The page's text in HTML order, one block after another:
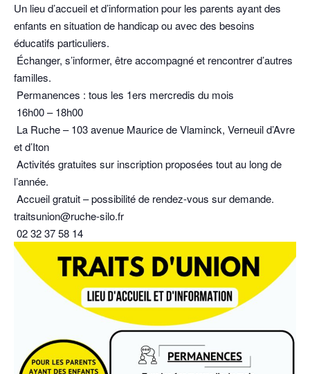
Un lieu d’accueil et d’information pour les parents ayant des
enfants en situation de handicap ou avec des besoins
éducatifs particuliers.
Échanger, s’informer, être accompagné et rencontrer d’autres
familles.
Permanences : tous les 1ers mercredis du mois
16h00 – 18h00
La Ruche – 103 avenue Maurice de Vlaminck, Verneuil d’Avre
et d’Iton
Activités gratuites sur inscription proposées tout au long de
l’année.
Accueil gratuit – possibilité de rendez-vous sur demande.
traitsunion@ruche-silo.fr
02 32 37 58 14